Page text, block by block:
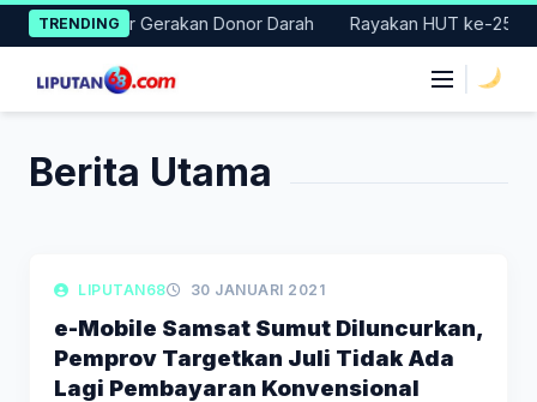
Skip
to
content
TRENDING
Gelar Gerakan Donor Darah Rayakan HUT ke-25,
Berita Utama
LIPUTAN DAERAH
LIPUTAN68 30 JANUARI 2021
e-Mobile Samsat Sumut Diluncurkan,
Pemprov Targetkan Juli Tidak Ada
Lagi Pembayaran Konvensional